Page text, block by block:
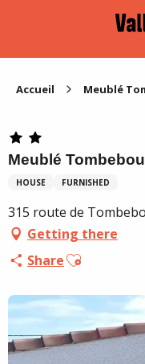
Accueil Meublé
Meublé
HOUSE FURNISHED
315 route de
Getting there
ShareAjouter aux